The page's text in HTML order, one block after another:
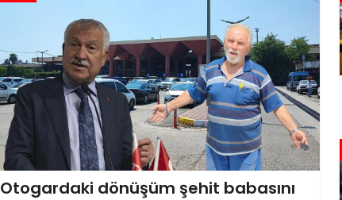
Otogardaki dönüşüm şehit babasını